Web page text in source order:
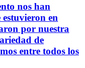
nos han
en
por nuestra
de
entre todos los